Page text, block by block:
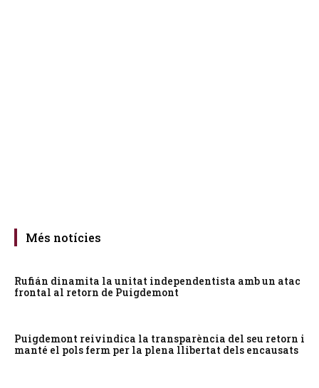
Més notícies
Rufián dinamita la unitat independentista amb un atac
frontal al retorn de Puigdemont
Puigdemont reivindica la transparència del seu retorn i
manté el pols ferm per la plena llibertat dels encausats